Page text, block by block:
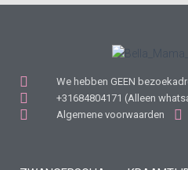
We hebben GEEN
+31684804171 (Alleen
Algemene voorwaarden